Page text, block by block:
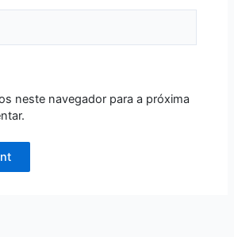
neste navegador para a próxima